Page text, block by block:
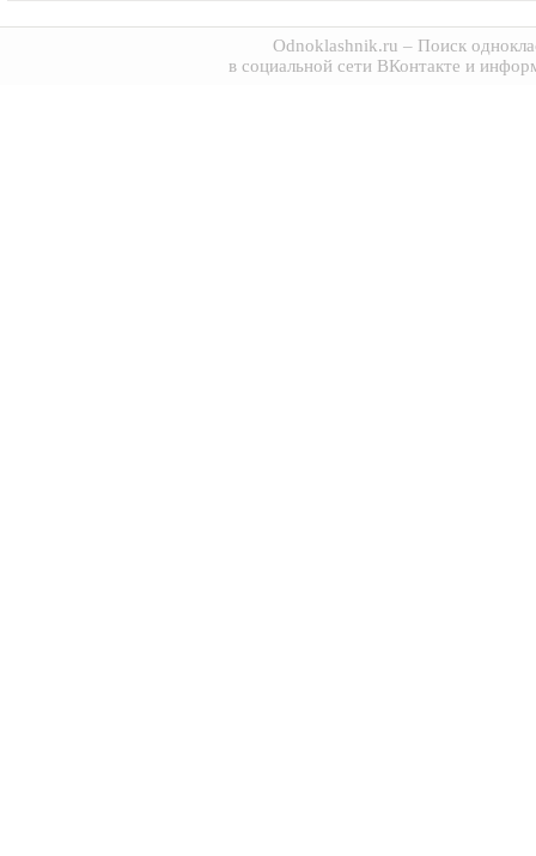
Odnoklashnik.ru – Поиск
в социальной сети ВКонтакте и